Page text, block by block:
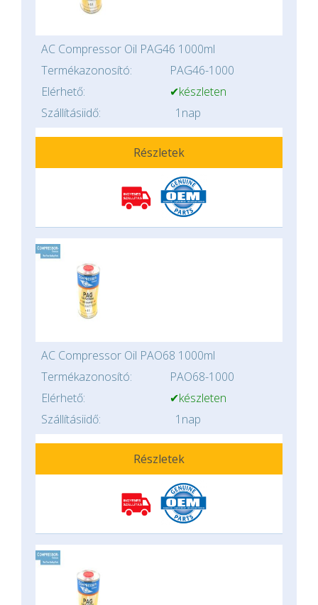
AC Compressor Oil PAG46 1000ml
Termékazonosító:
PAG46-1000
Elérhető:
✔készleten
Szállításiidő:
1nap
Részletek
AC Compressor Oil PAO68 1000ml
Termékazonosító:
PAO68-1000
Elérhető:
✔készleten
Szállításiidő:
1nap
Részletek